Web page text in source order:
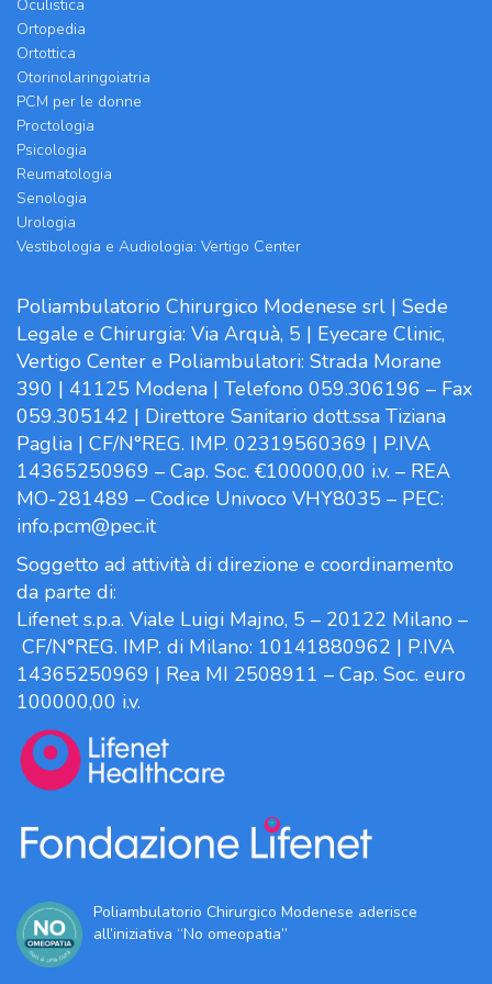
Oculistica
Ortopedia
Ortottica
Otorinolaringoiatria
PCM per le donne
Proctologia
Psicologia
Reumatologia
Senologia
Urologia
Vestibologia e Audiologia: Vertigo Center
Poliambulatorio Chirurgico Modenese srl | Sede
Legale e Chirurgia: Via Arquà, 5 | Eyecare Clinic,
Vertigo Center e Poliambulatori: Strada Morane
390 | 41125 Modena | Telefono 059.306196 – Fax
059.305142 | Direttore Sanitario dott.ssa Tiziana
Paglia | CF/N°REG. IMP. 02319560369 | P.IVA
14365250969 – Cap. Soc. €100000,00 i.v. – REA
MO-281489 – Codice Univoco VHY8035 – PEC:
info.pcm@pec.it
Soggetto ad attività di direzione e coordinamento
da parte di:
Lifenet s.p.a. Viale Luigi Majno, 5 – 20122 Milano –
CF/N°REG. IMP. di Milano: 10141880962 | P.IVA
14365250969 | Rea MI 2508911 – Cap. Soc. euro
100000,00 i.v.
Poliambulatorio Chirurgico Modenese aderisce
all’iniziativa “No omeopatia”